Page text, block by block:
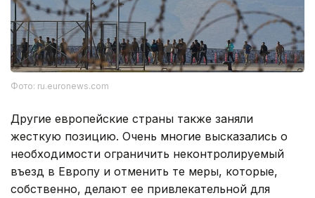
Фото: ru.euronews.com
Другие европейские страны также заняли
жесткую позицию. Очень многие высказались о
необходимости ограничить неконтролируемый
въезд в Европу и отменить те меры, которые,
собственно, делают ее привлекательной для